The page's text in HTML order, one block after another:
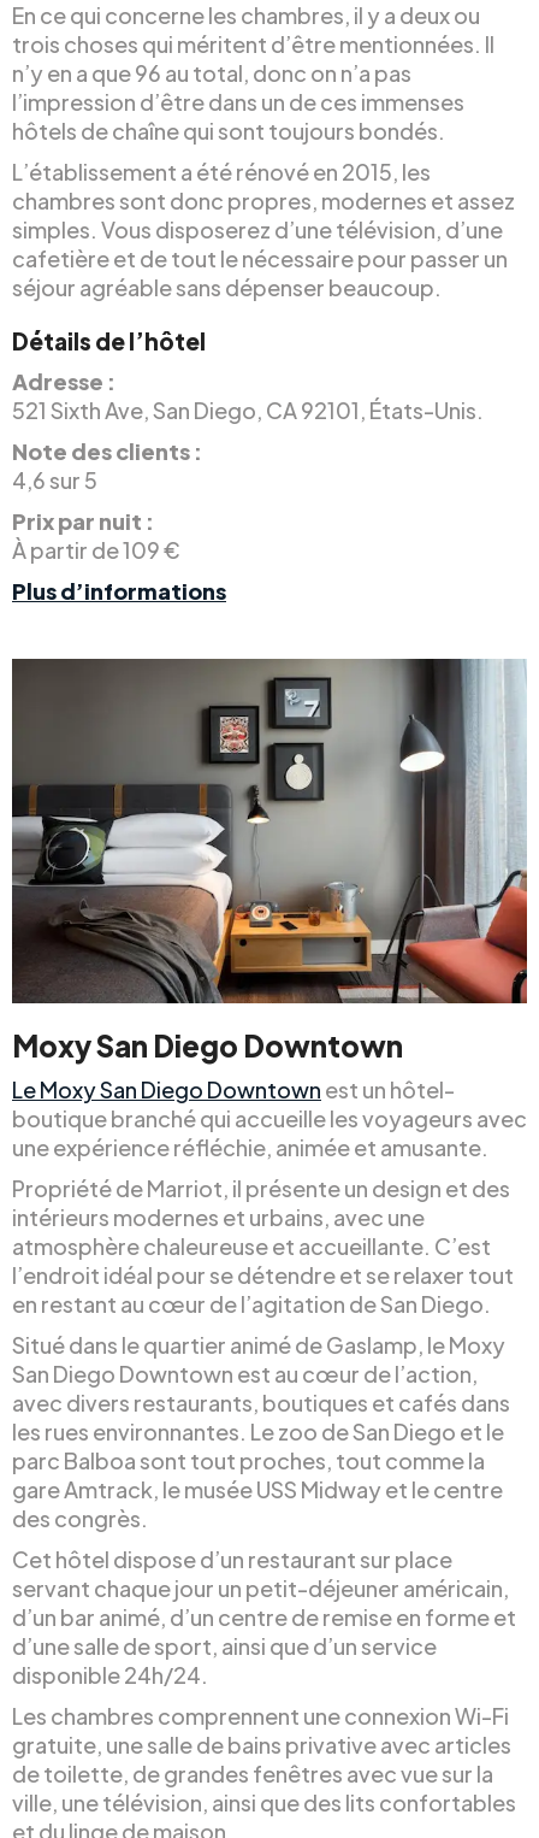
En ce qui concerne les chambres, il y a deux ou
trois choses qui méritent d’être mentionnées. Il
n’y en a que 96 au total, donc on n’a pas
l’impression d’être dans un de ces immenses
hôtels de chaîne qui sont toujours bondés.
L’établissement a été rénové en 2015, les
chambres sont donc propres, modernes et assez
simples. Vous disposerez d’une télévision, d’une
cafetière et de tout le nécessaire pour passer un
séjour agréable sans dépenser beaucoup.
Détails de l’hôtel
Adresse :
521 Sixth Ave, San Diego, CA 92101, États-Unis.
Note des clients :
4,6 sur 5
Prix par nuit :
À partir de 109 €
Plus d’informations
Moxy San Diego Downtown
Le Moxy San Diego Downtown est un hôtel-
boutique branché qui accueille les voyageurs avec
une expérience réfléchie, animée et amusante.
Propriété de Marriot, il présente un design et des
intérieurs modernes et urbains, avec une
atmosphère chaleureuse et accueillante. C’est
l’endroit idéal pour se détendre et se relaxer tout
en restant au cœur de l’agitation de San Diego.
Situé dans le quartier animé de Gaslamp, le Moxy
San Diego Downtown est au cœur de l’action,
avec divers restaurants, boutiques et cafés dans
les rues environnantes. Le zoo de San Diego et le
parc Balboa sont tout proches, tout comme la
gare Amtrack, le musée USS Midway et le centre
des congrès.
Cet hôtel dispose d’un restaurant sur place
servant chaque jour un petit-déjeuner américain,
d’un bar animé, d’un centre de remise en forme et
d’une salle de sport, ainsi que d’un service
disponible 24h/24.
Les chambres comprennent une connexion Wi-Fi
gratuite, une salle de bains privative avec articles
de toilette, de grandes fenêtres avec vue sur la
ville, une télévision, ainsi que des lits confortables
et du linge de maison.